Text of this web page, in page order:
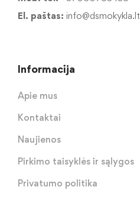
El. paštas: info@dsmokykla.lt
Informacija
Apie mus
Kontaktai
Naujienos
Pirkimo taisyklės ir sąlygos
Privatumo politika